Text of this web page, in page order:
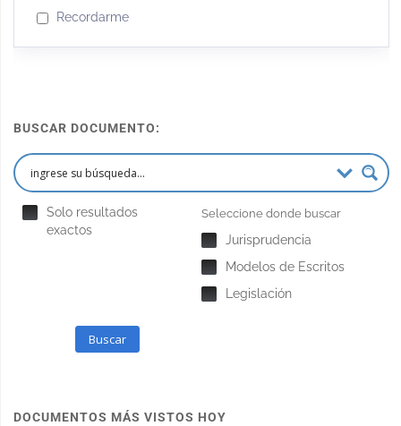
Recordarme
BUSCAR DOCUMENTO:
Solo resultados
exactos
Seleccione donde buscar
Jurisprudencia
Modelos de Escritos
Legislación
Buscar
DOCUMENTOS MÁS VISTOS HOY